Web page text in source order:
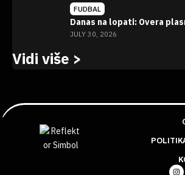
FUDBAL
Danas na lopati: Overa
JULY 30, 2026
Vidi više >